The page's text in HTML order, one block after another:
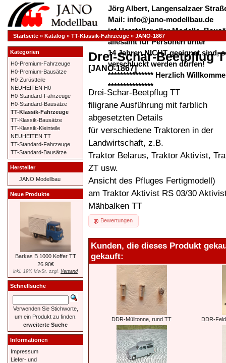
Jörg Albert, Langensalzaer
Mail: info@jano-modellbau.de
ist Hersteller aller Modelle,
allesamt für Personen unter
14 Jahren NICHT geeignet sind,
verschluckt werden dürfen!
*************** Herzlich
***************
Startseite » Katalog » TT-Klassik-Fahrzeuge » JANO-1867
Drei-Schar-Beetpflug
[JANO-1867]
Drei-Schar-Beetpflug TT
filigrane Ausführung mit farblich
abgesetzten Details
für verschiedene Traktoren in der
Landwirtschaft, z.B.
Traktor Belarus, Traktor Aktivist,
ZT usw.
Ansicht des Pfluges Fertigmodell)
am Traktor Aktivist RS 03/30
Mähbalken TT
Bewertungen
Kunden, die dieses Produkt
gekauft:
DDR-Mülltonne, rund TT DDR-
Kategorien
H0-Premium-Fahrzeuge
H0-Premium-Bausätze
H0-Zurüstteile
NEUHEITEN H0
H0-Standard-Fahrzeuge
H0-Standard-Bausätze
TT-Klassik-Fahrzeuge
TT-Klassik-Bausätze
TT-Klassik-Kleinteile
NEUHEITEN TT
TT-Standard-Fahrzeuge
TT-Standard-Bausätze
Hersteller
JANO Modellbau
Neue Produkte
Barkas B 1000 Koffer TT
26.90€
inkl. 19% MwSt. zzgl. Versand
Schnellsuche
Verwenden Sie Stichworte,
um ein Produkt zu finden.
erweiterte Suche
Informationen
Impressum
Liefer- und